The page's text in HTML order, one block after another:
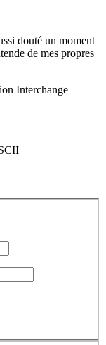
douté un moment
de mes propres
Interchange